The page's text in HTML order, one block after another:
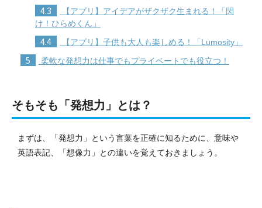
4.3
【アプリ】アイデアがザクザク生まれる！「閃
け！ひらめくん」
4.4 【アプリ】子供も大人も楽しめる！「Lumosity」
5 柔軟な発想力は仕事でもプライベートでも役立つ！
そもそも「発想力」とは？
まずは、「発想力」という言葉を正確に知るために、意味や
英語表記、「想像力」との違いを覚えておきましょう。